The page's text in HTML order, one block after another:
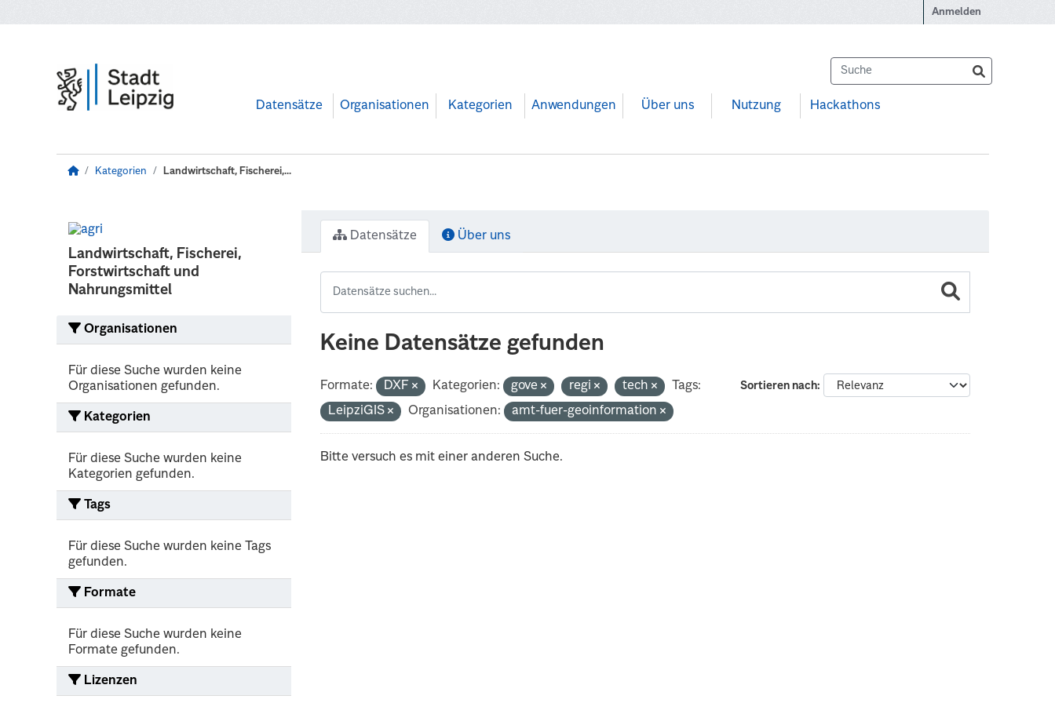
Anmelden
Datensätze Organisationen Kategorien Anwendungen Über uns Nutzung Hackathons
Kategorien Landwirtschaft, Fischerei,...
Landwirtschaft, Fischerei,
Forstwirtschaft und
Nahrungsmittel
Organisationen
Für diese Suche wurden keine
Organisationen gefunden.
Kategorien
Für diese Suche wurden keine
Kategorien gefunden.
Tags
Für diese Suche wurden keine Tags
gefunden.
Formate
Für diese Suche wurden keine
Formate gefunden.
Lizenzen
Datensätze Über uns
Keine Datensätze gefunden
Sortieren nach
Formate: DXF Kategorien: gove regi tech
Tags:
LeipziGIS
Organisationen: amt-fuer-geoinformation
Bitte versuch es mit einer anderen Suche.